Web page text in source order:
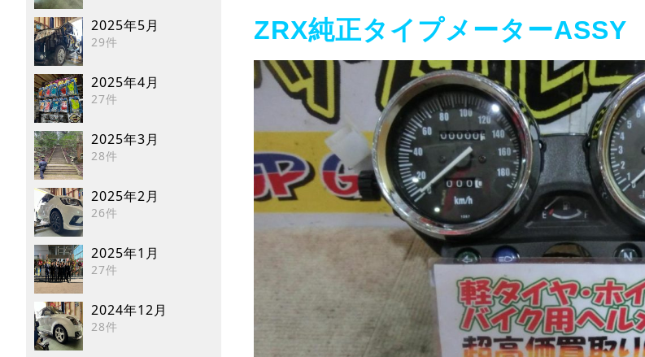
2025年5月
29件
2025年4月
27件
2025年3月
28件
2025年2月
26件
2025年1月
27件
2024年12月
28件
ZRX純正タイプメーターASSY